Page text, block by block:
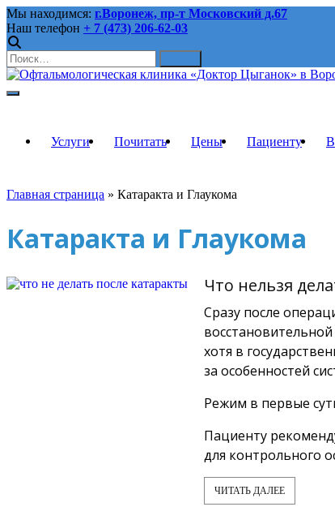
Skip
to
content
Мы находимся: г.Воронеж, пр-т Московский д.67
Наш телефон + 7 (473) 206-62-03
Найти:
микрохирургия,
Услуги Почитать Цены Пациенту
Главная страница » Катаракта и Глаукома
Катаракта и Глаукома
Что нельзя
Сразу после
хотя в
за особенностей
Режим в первые
Пациенту
для контрольного
ЧИТАТЬ ДАЛЕЕ